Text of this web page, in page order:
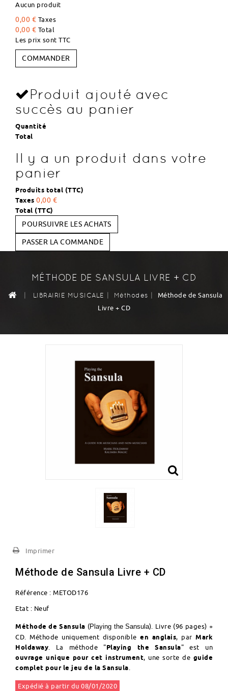
Aucun produit
0,00 € Taxes
0,00 € Total
Les prix sont TTC
COMMANDER
Produit ajouté avec
succès au panier
Quantité
Total
Il y a un produit dans votre
panier
Produits total (TTC)
Taxes 0,00 €
Total (TTC)
POURSUIVRE LES ACHATS
PASSER LA COMMANDE
MÉTHODE DE SANSULA LIVRE + CD
| LIBRAIRIE MUSICALE | Méthodes |
Méthode de Sansula
Livre + CD
Imprimer
Méthode de Sansula Livre + CD
Référence : METOD176
Etat : Neuf
Méthode de Sansula (Playing the Sansula). Livre (96 pages) +
CD. Méthode uniquement disponible en anglais, par Mark
Holdaway . La méthode "Playing the Sansula" est un
ouvrage unique pour cet instrument, une sorte de guide
complet pour le jeu de la Sansula
Expédié à partir du 08/01/2020